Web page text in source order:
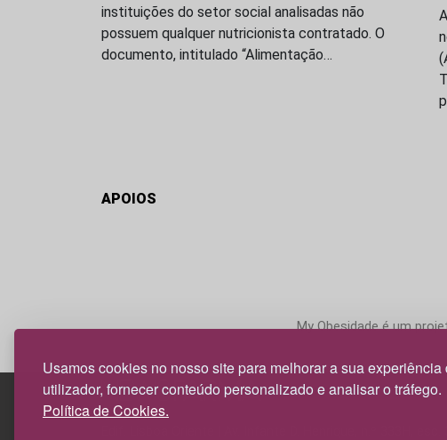
Usamos cookies no nosso site para melhorar a sua experiência
utilizador, fornecer conteúdo personalizado e analisar o tráfego.
Política de Cookies.
instituições do setor social analisadas não
possuem qualquer nutricionista contratado. O
documento, intitulado “Alimentação…
APOIOS
My Obesidade é um